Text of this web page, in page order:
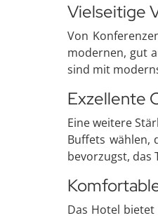
Vielseitige
Von
modernen, gut
sind mit
Exzellente
Eine weitere
Buffets wählen,
bevorzugst, das
Das Hotel